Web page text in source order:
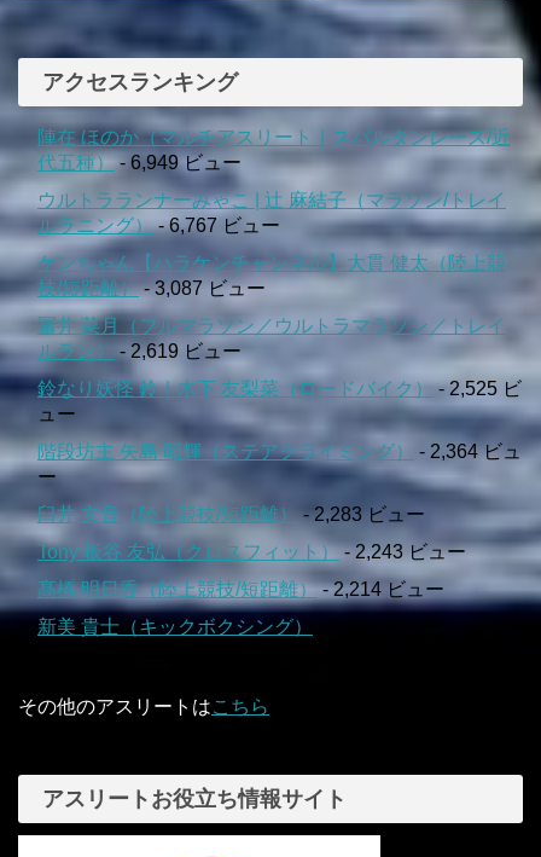
アクセスランキング
陣在 ほのか（マルチアスリート｜スパルタンレース/近
代五種） - 6,949 ビュー
ウルトラランナーみゃこ | 辻 麻結子（マラソン/トレイ
ルラニング）- 6,767 ビュー
ケンちゃん【ハラケンチャンネル】大貫 健太（陸上競
技/短距離）- 3,087 ビュー
冨井 菜月（フルマラソン／ウルトラマラソン／トレイ
ルラン）
- 2,619 ビュー
鈴なり妖怪 鈴｜木下 友梨菜（ロードバイク）- 2,525 ビ
ュー
階段坊主 矢島 昭輝（ステアクライミング）
- 2,364 ビュ
ー
臼井 文音（陸上競技/短距離） - 2,283 ビュー
Tony 板谷 友弘（クロスフィット）- 2,243 ビュー
髙橋 明日香（陸上競技/短距離）- 2,214 ビュー
新美 貴士（キックボクシング）
その他のアスリートはこちら
アスリートお役立ち情報サイト